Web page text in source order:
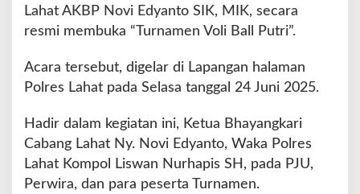
T
u
a
m
n
V
l
i
Lahat AKBP Novi Edyanto SIK, MIK, secara
resmi membuka “Turnamen Voli Ball Putri”.
Acara tersebut, digelar di Lapangan halaman
Polres Lahat pada Selasa tanggal 24 Juni 2025.
Hadir dalam kegiatan ini, Ketua Bhayangkari
Cabang Lahat Ny. Novi Edyanto, Waka Polres
Lahat Kompol Liswan Nurhapis SH, pada PJU,
Perwira, dan para peserta Turnamen.